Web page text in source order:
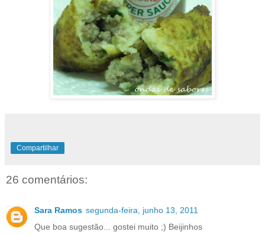
Compartilhar
26 comentários:
Sara Ramos segunda-feira, junho 13, 2011
Que boa sugestão... gostei muito ;) Beijinhos